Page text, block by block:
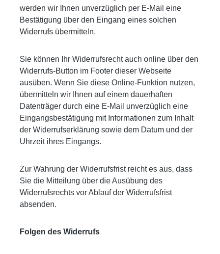
werden wir Ihnen unverzüglich per E-Mail eine
Bestätigung über den Eingang eines solchen
Widerrufs übermitteln.
Sie können Ihr Widerrufsrecht auch online über den
Widerrufs-Button im Footer dieser Webseite
ausüben. Wenn Sie diese Online-Funktion nutzen,
übermitteln wir Ihnen auf einem dauerhaften
Datenträger durch eine E-Mail unverzüglich eine
Eingangsbestätigung mit Informationen zum Inhalt
der Widerrufserklärung sowie dem Datum und der
Uhrzeit ihres Eingangs.
Zur Wahrung der Widerrufsfrist reicht es aus, dass
Sie die Mitteilung über die Ausübung des
Widerrufsrechts vor Ablauf der Widerrufsfrist
absenden.
Folgen des Widerrufs